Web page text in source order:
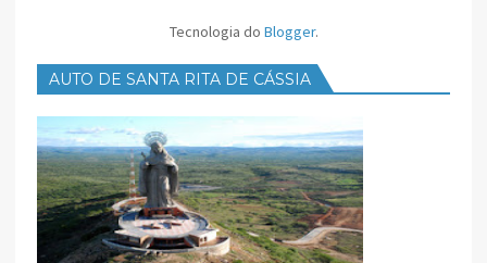
Tecnologia do Blogger.
AUTO DE SANTA RITA DE CÁSSIA